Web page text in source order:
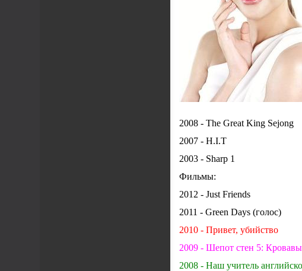
2008 - The Great King Sejong
2007 - H.I.T
2003 - Sharp 1
Фильмы:
2012 - Just Friends
2011 - Green Days (голос)
2010 - Привет, убийство
2009 - Шепот стен 5:
2008 - Наш учитель